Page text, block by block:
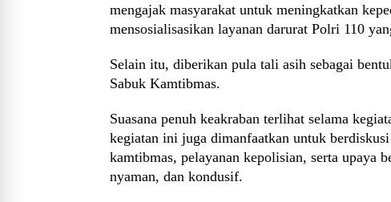
mengajak masyarakat untuk meningkatkan
mensosialisasikan layanan darurat Polri 110
Selain itu, diberikan pula tali asih sebagai
Sabuk Kamtibmas.
Suasana penuh keakraban terlihat selama
kegiatan ini juga dimanfaatkan untuk
kamtibmas, pelayanan kepolisian, serta upaya
nyaman, dan kondusif.